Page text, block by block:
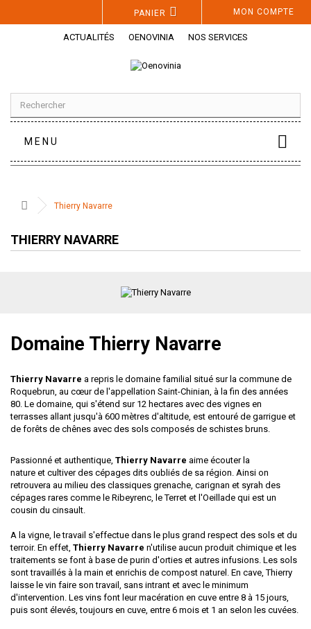
MON COMPTE
PANIER
ACTUALITÉS OENOVINIA NOS SERVICES
MENU
Thierry Navarre
THIERRY NAVARRE
Domaine Thierry Navarre
Thierry Navarre a repris le domaine familial situé sur la commune de
Roquebrun, au cœur de l'appellation Saint-Chinian, à la fin des années
80. Le domaine, qui s'étend sur 12 hectares avec des vignes en
terrasses allant jusqu'à 600 mètres d'altitude, est entouré de garrigue et
de forêts de chênes avec des sols composés de schistes bruns.
Passionné et authentique, Thierry Navarre aime écouter la
nature et cultiver des cépages dits oubliés de sa région. Ainsi on
retrouvera au milieu des classiques grenache, carignan et syrah des
cépages rares comme le Ribeyrenc, le Terret et l'Oeillade qui est un
cousin du cinsault.
A la vigne, le travail s'effectue dans le plus grand respect des sols et du
terroir. En effet, Thierry Navarre n'utilise aucun produit chimique et les
traitements se font à base de purin d'orties et autres infusions. Les sols
sont travaillés à la main et enrichis de compost naturel. En cave, Thierry
laisse le vin faire son travail, sans intrant et avec le minimum
d'intervention. Les vins font leur macération en cuve entre 8 à 15 jours,
puis sont élevés, toujours en cuve, entre 6 mois et 1 an selon les cuvées.